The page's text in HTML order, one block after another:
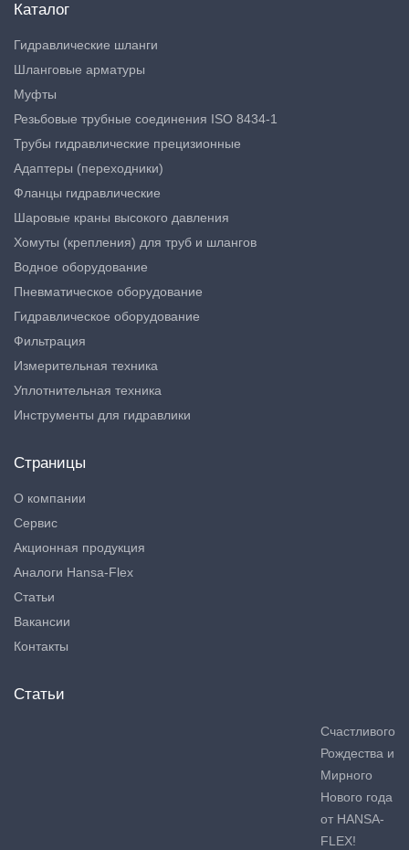
Каталог
Гидравлические шланги
Шланговые арматуры
Муфты
Резьбовые трубные соединения ISO 8434-1
Трубы гидравлические прецизионные
Адаптеры (переходники)
Фланцы гидравлические
Шаровые краны высокого давления
Хомуты (крепления) для труб и шлангов
Водное оборудование
Пневматическое оборудование
Гидравлическое оборудование
Фильтрация
Измерительная техника
Уплотнительная техника
Инструменты для гидравлики
Страницы
О компании
Сервис
Акционная продукция
Аналоги Hansa-Flex
Статьи
Вакансии
Контакты
Статьи
Счастливого
Рождества и
Мирного
Нового года
от HANSA-
FLEX!